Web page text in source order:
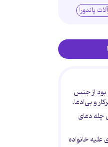
پاندورا
از جنس
و بی‌ادعا.
چله دعای